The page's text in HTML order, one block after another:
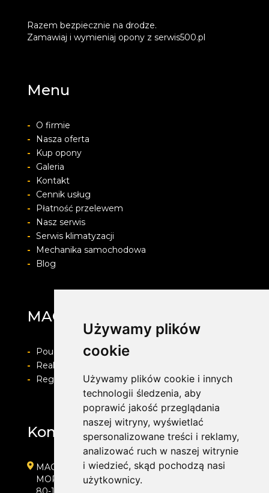
Używamy plików
cookie
Używamy plików cookie i innych
technologii śledzenia, aby
poprawić jakość przeglądania
naszej witryny, wyświetlać
spersonalizowane treści i reklamy,
analizować ruch w naszej witrynie
i wiedzieć, skąd pochodzą nasi
użytkownicy.
Razem bezpiecznie na drodze.
Zamawiaj i wymieniaj opony z serwis500.pl
Menu
-
O firmie
-
Nasza oferta
-
Kup opony
-
Galeria
-
Kontakt
-
Cennik usług
-
Płatność przelewem
-
Nasz serwis
- Serwis klimatyzacji
-
Mechanika samochodowa
-
Blog
MAG Opony
-
Pouczenie o prawie do odstapienia od umowy
-
Realizacja zamówienia i formy płatności
-
Regulamin i Polityka prywatności
Kontakt
MAG Opony
MORENOWA 6